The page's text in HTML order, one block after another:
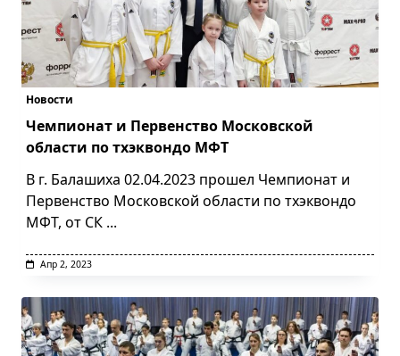
Новости
Чемпионат и Первенство Московской
области по тхэквондо МФТ
В г. Балашиха 02.04.2023 прошел Чемпионат и
Первенство Московской области по тхэквондо
МФТ, от СК ...
Апр 2, 2023